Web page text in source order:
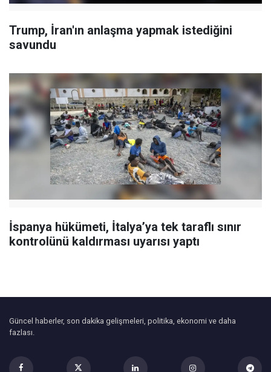
Trump, İran'ın anlaşma yapmak istediğini
savundu
İspanya hükümeti, İtalya’ya tek taraflı sınır
kontrolünü kaldırması uyarısı yaptı
Güncel haberler, son dakika gelişmeleri, politika, ekonomi ve daha
fazlası.